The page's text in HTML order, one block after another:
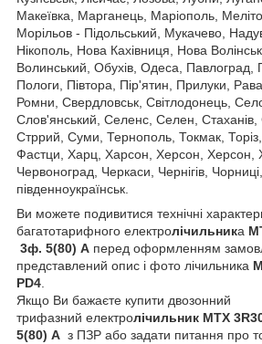
Макеївка, Марганець, Маріополь,
Морільов - Підольський, Мукачево,
Нікополь, Нова Кахівниця, Нова
Волинський, Обухів, Одеса,
Пологи, Півтора, Пір'ятин, Прилуки,
Ромни, Свердловськ, Світлодонець,
Слов'янський, Селенс, Селен,
Стррий, Суми, Тернополь, Токмак,
Фастци, Харц, Харсон, Херсон, Херсон,
Червоноград, Черкаси, Чернігів,
південноукраїнськ.
Ви можете подивитися технічні
багатотарифного електролічильника
3ф. 5(80) А перед оформленням
представлений опис і фото лічильника
PD4.
Якщо Ви бажаєте купити двозонний
трифазний електролічильник MTX
5(80) А з ПЗР або задати питання про